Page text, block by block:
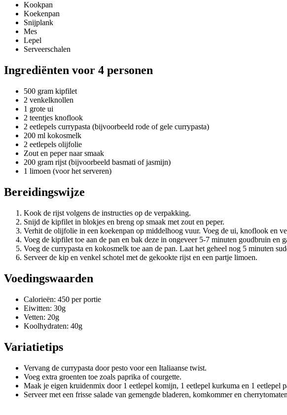
Kookpan
Koekenpan
Snijplank
Mes
Lepel
Serveerschalen
Ingrediënten voor 4 personen
500 gram kipfilet
2 venkelknollen
1 grote ui
2 teentjes knoflook
2 eetlepels currypasta (bijvoorbeeld rode of gele currypasta)
200 ml kokosmelk
2 eetlepels olijfolie
Zout en peper naar smaak
200 gram rijst (bijvoorbeeld basmati of jasmijn)
1 limoen (voor het serveren)
Bereidingswijze
Kook de rijst volgens de instructies op de verpakking.
Snijd de kipfilet in blokjes en breng op smaak met zout en peper.
Verhit de olijfolie in een koekenpan op middelhoog vuur. Voeg de ui, knoflook en
Voeg de kipfilet toe aan de pan en bak deze in ongeveer 5-7 minuten goudbruin en
Voeg de currypasta en kokosmelk toe aan de pan. Laat het geheel nog 5 minuten
Serveer de kip en venkel schotel met de gekookte rijst en een partje limoen.
Voedingswaarden
Calorieën: 450 per portie
Eiwitten: 30g
Vetten: 20g
Koolhydraten: 40g
Variatietips
Vervang de currypasta door pesto voor een Italiaanse twist.
Voeg extra groenten toe zoals paprika of courgette.
Maak je eigen kruidenmix door 1 eetlepel komijn, 1 eetlepel kurkuma en 1 eetlepel
Serveer met een frisse salade van gemengde bladeren, komkommer en